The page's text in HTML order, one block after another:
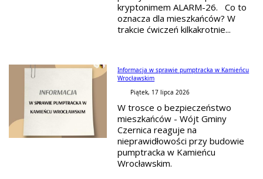
kryptonimem ALARM-26. Co to
oznacza dla mieszkańców? W
trakcie ćwiczeń kilkakrotnie...
Informacja w sprawie pumptracka w Kamieńcu
Wrocławskim
Piątek, 17 lipca 2026
W trosce o bezpieczeństwo
mieszkańców - Wójt Gminy
Czernica reaguje na
nieprawidłowości przy budowie
pumptracka w Kamieńcu
Wrocławskim.